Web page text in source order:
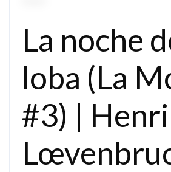
La noche
loba (La
#3) | Henri